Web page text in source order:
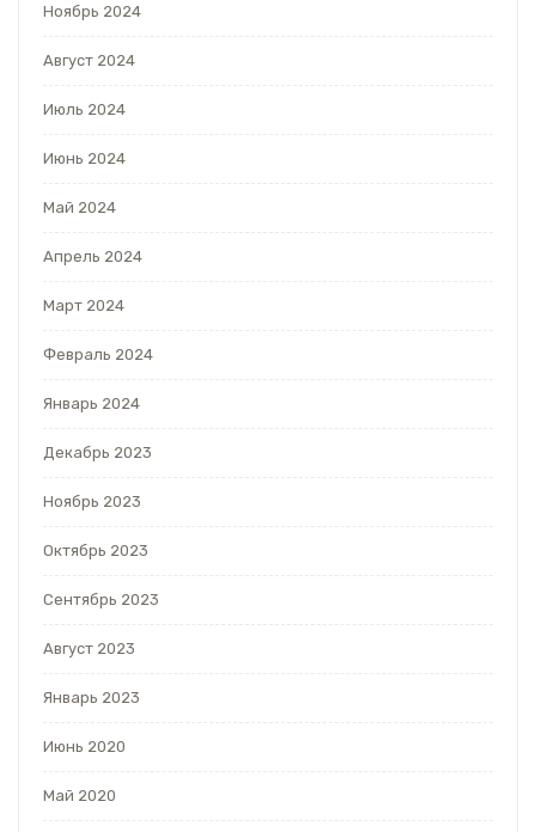
Ноябрь 2024
Август 2024
Июль 2024
Июнь 2024
Май 2024
Апрель 2024
Март 2024
Февраль 2024
Январь 2024
Декабрь 2023
Ноябрь 2023
Октябрь 2023
Сентябрь 2023
Август 2023
Январь 2023
Июнь 2020
Май 2020